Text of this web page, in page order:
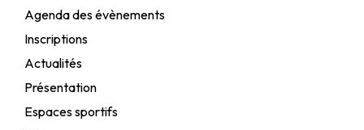
Agenda des évènements
Inscriptions
Actualités
Présentation
Espaces sportifs